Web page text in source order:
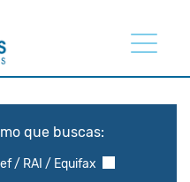
que buscas:
/ RAI / Equifax